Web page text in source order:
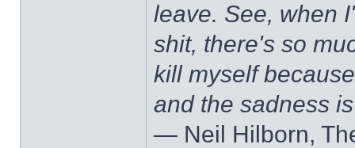
leave. See, when
shit, there's so
kill myself
and the sadness
― Neil Hilborn,